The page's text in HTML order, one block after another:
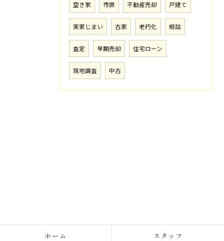
空き家 市原 不動産売却 戸建て
実家じまい 古家 老朽化 相談
査定 早期売却 住宅ローン
現地調査 中古
ホーム スタッフ